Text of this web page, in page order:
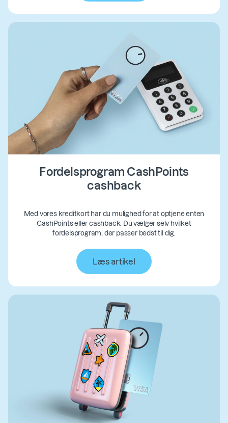
Fordelsprogram CashPoints
cashback
Med vores kreditkort har du mulighed for at optjene enten
CashPoints eller cashback. Du vælger selv hvilket
fordelsprogram, der passer bedst til dig.
Læs artikel